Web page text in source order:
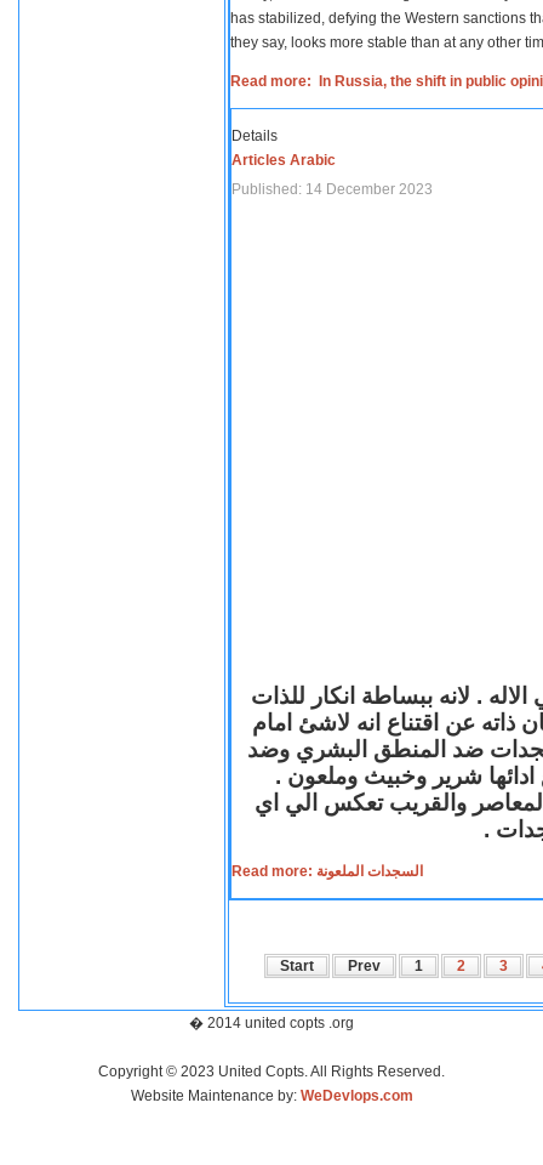
has stabilized, defying the Western sanctions
they say, looks more stable than at any other
Read more: In Russia, the shift in public
Details
Articles Arabic
Published: 14 December 2023
. لانه ببساطة انكار للذات
ذاته عن اقتناع انه لاشئ امام
ضد المنطق البشري وضد
ادائها شرير وخبيث وملعون .
المعاصر والقريب تعكس الي اي
.
Read more: السجدات الملعونة
Start Prev 1 2 3
� 2014 united copts .org
Copyright © 2023 United Copts. All Rights Reserved.
Website Maintenance by: WeDevlops.com